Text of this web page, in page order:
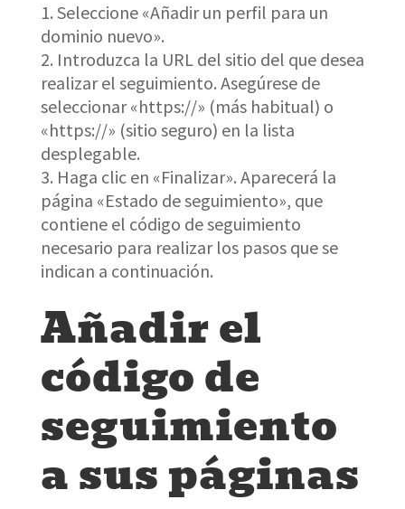
Seleccione «Añadir un perfil para un
dominio nuevo».
Introduzca la URL del sitio del que desea
realizar el seguimiento. Asegúrese de
seleccionar «https://» (más habitual) o
«https://» (sitio seguro) en la lista
desplegable.
Haga clic en «Finalizar». Aparecerá la
página «Estado de seguimiento», que
contiene el código de seguimiento
necesario para realizar los pasos que se
indican a continuación.
Añadir el
código de
seguimiento
a sus páginas